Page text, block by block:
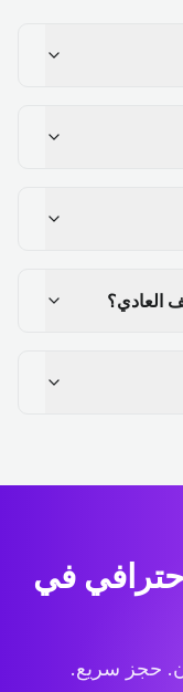
العادي؟
في
حجز سريع.